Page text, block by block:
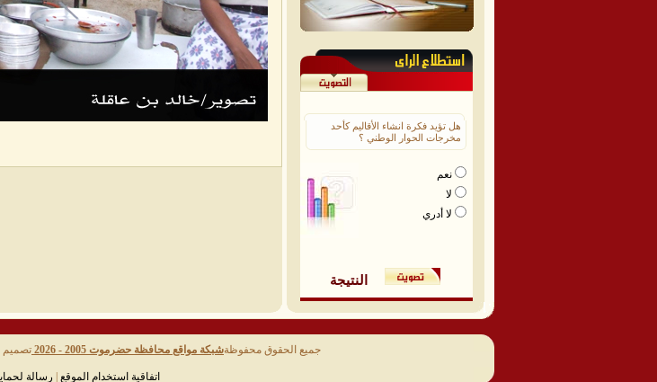
هل تؤيد فكرة انشاء الأقاليم كأحد
مخرجات الحوار الوطني ؟
نعم
لا
لا أدري
النتيجة
جميع الحقوق محفوظةشبكة مواقع محافظة حضرموت 2005 - 2026 تصميم
اتفاقية استخدام الموقع رسالة